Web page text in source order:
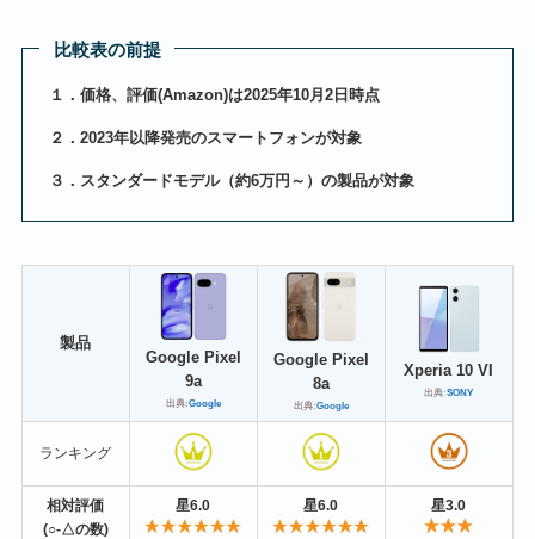
比較表の前提
１．価格、評価(Amazon)は2025年10月2日時点
２．2023年以降発売のスマートフォンが対象
３．スタンダードモデル（約6万円～）の製品が対象
製品
Google Pixel
9a
出典:Google
Google Pixel
8a
出典:Google
Xperia 10 VI
出典:SONY
ランキング
相対評価
(○-△の数)
星6.0 星6.0 星3.0